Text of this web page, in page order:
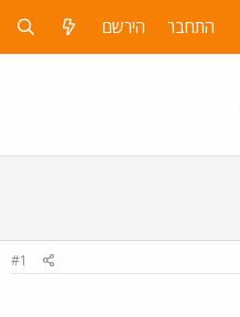
התחבר הירשם
#1